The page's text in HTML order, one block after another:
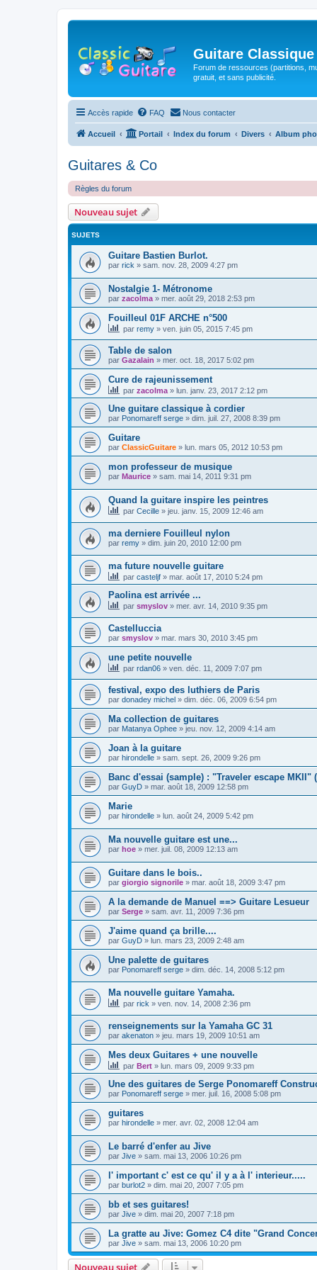
Guitare Classique
Forum de ressources (partitions,
gratuit, et sans publicité.
Accès rapide FAQ Nous contacter
Accueil Portail Index du forum Divers Album
Guitares & Co
Règles du forum
Nouveau sujet
SUJETS
Guitare Bastien Burlot.
par rick » sam. nov. 28, 2009 4:27 pm
Nostalgie 1- Métronome
par zacolma » mer. août 29, 2018 2:53 pm
Fouilleul 01F ARCHE n°500
par remy » ven. juin 05, 2015 7:45 pm
Table de salon
par Gazalain » mer. oct. 18, 2017 5:02 pm
Cure de rajeunissement
par zacolma » lun. janv. 23, 2017 2:12 pm
Une guitare classique à cordier
par Ponomareff serge » dim. juil. 27, 2008 8:39 pm
Guitare
par ClassicGuitare » lun. mars 05, 2012 10:53 pm
mon professeur de musique
par Maurice » sam. mai 14, 2011 9:31 pm
Quand la guitare inspire les peintres
par Cecille » jeu. janv. 15, 2009 12:46 am
ma derniere Fouilleul nylon
par remy » dim. juin 20, 2010 12:00 pm
ma future nouvelle guitare
par casteljf » mar. août 17, 2010 5:24 pm
Paolina est arrivée ...
par smyslov » mer. avr. 14, 2010 9:35 pm
Castelluccia
par smyslov » mar. mars 30, 2010 3:45 pm
une petite nouvelle
par rdan06 » ven. déc. 11, 2009 7:07 pm
festival, expo des luthiers de Paris
par donadey michel » dim. déc. 06, 2009 6:54 pm
Ma collection de guitares
par Matanya Ophee » jeu. nov. 12, 2009 4:14 am
Joan à la guitare
par hirondelle » sam. sept. 26, 2009 9:26 pm
Banc d'essai (sample) : "Traveler escape MKII"
par GuyD » mar. août 18, 2009 12:58 pm
Marie
par hirondelle » lun. août 24, 2009 5:42 pm
Ma nouvelle guitare est une...
par hoe » mer. juil. 08, 2009 12:13 am
Guitare dans le bois..
par giorgio signorile » mar. août 18, 2009 3:47 pm
A la demande de Manuel ==> Guitare Lesueur
par Serge » sam. avr. 11, 2009 7:36 pm
J'aime quand ça brille....
par GuyD » lun. mars 23, 2009 2:48 am
Une palette de guitares
par Ponomareff serge » dim. déc. 14, 2008 5:12 pm
Ma nouvelle guitare Yamaha.
par rick » ven. nov. 14, 2008 2:36 pm
renseignements sur la Yamaha GC 31
par akenaton » jeu. mars 19, 2009 10:51 am
Mes deux Guitares + une nouvelle
par Bert » lun. mars 09, 2009 9:33 pm
Une des guitares de Serge Ponomareff
par Ponomareff serge » mer. juil. 16, 2008 5:08 pm
guitares
par hirondelle » mer. avr. 02, 2008 12:04 am
Le barré d'enfer au Jive
par Jive » sam. mai 13, 2006 10:26 pm
l' important c' est ce qu' il y a à l' interieur.....
par burlot2 » dim. mai 20, 2007 7:05 pm
bb et ses guitares!
par Jive » dim. mai 20, 2007 7:18 pm
La gratte au Jive: Gomez C4 dite "Grand
par Jive » sam. mai 13, 2006 10:20 pm
Nouveau sujet